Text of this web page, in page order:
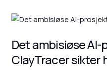
Det ambisiøse
ClayTracer sikter